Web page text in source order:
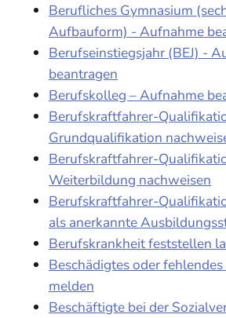
Berufliches Gymnasium
Aufbauform) - Aufnahme
Berufseinstiegsjahr (BEJ) -
beantragen
Berufskolleg – Aufnahme
Berufskraftfahrer-
Grundqualifikation
Berufskraftfahrer-
Weiterbildung nachweisen
Berufskraftfahrer-
als anerkannte
Berufskrankheit feststellen
Beschädigtes oder
melden
Beschäftigte bei der